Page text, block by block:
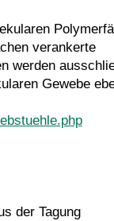
verankerte
werden
Gewebe
der Tagung